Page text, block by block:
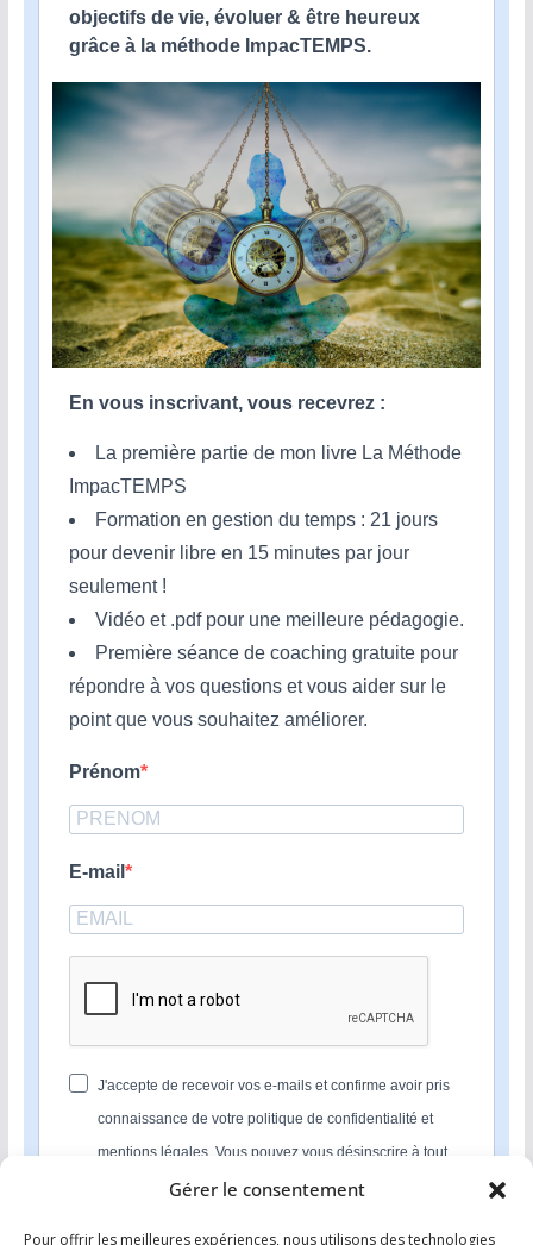
Gérer le consentement
Pour offrir les meilleures expériences, nous utilisons des technologies
objectifs de vie, évoluer & être heureux
grâce à la méthode ImpacTEMPS.
En vous inscrivant, vous recevrez :
La première partie de mon livre La Méthode
ImpacTEMPS
Formation en gestion du temps : 21 jours
pour devenir libre en 15 minutes par jour
seulement !
Vidéo et .pdf pour une meilleure pédagogie.
Première séance de coaching gratuite pour
répondre à vos questions et vous aider sur le
point que vous souhaitez améliorer.
Prénom
E-mail
J'accepte de recevoir vos e-mails et confirme avoir pris
connaissance de votre politique de confidentialité et
mentions légales. Vous pouvez vous désinscrire à tout
moment en cliquant sur le lien présent dans nos emails.